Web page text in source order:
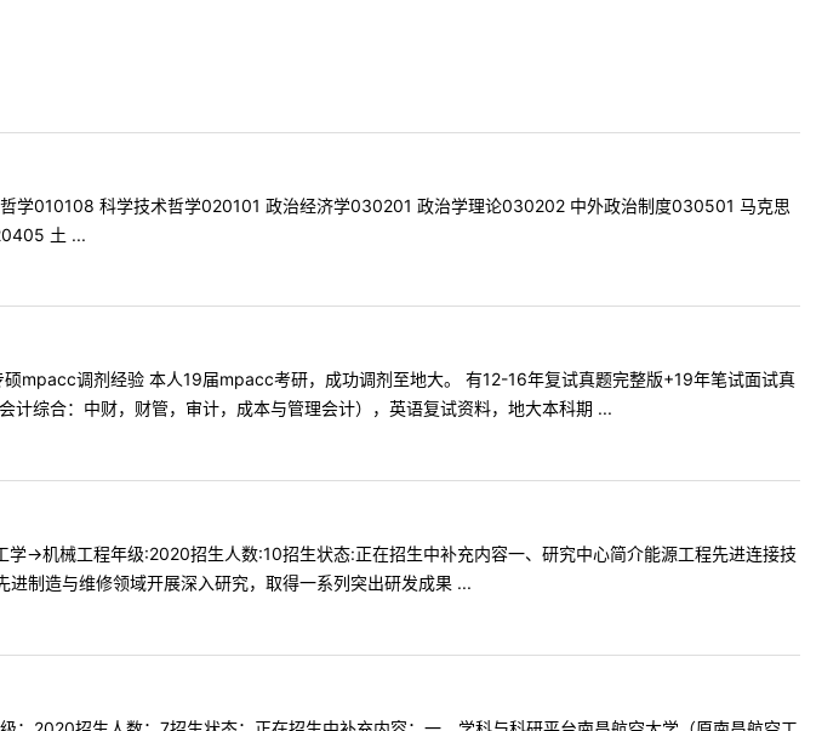
学010108 科学技术哲学020101 政治经济学030201 政治学理论030202 中外政治制度030501 马克思
土 ...
mpacc调剂经验 本人19届mpacc考研，成功调剂至地大。 有12-16年复试真题完整版+19年笔试面试真
综合：中财，财管，审计，成本与管理会计），英语复试资料，地大本科期 ...
->机械工程年级:2020招生人数:10招生状态:正在招生中补充内容一、研究中心简介能源工程先进连接技
制造与维修领域开展深入研究，取得一系列突出研发成果 ...